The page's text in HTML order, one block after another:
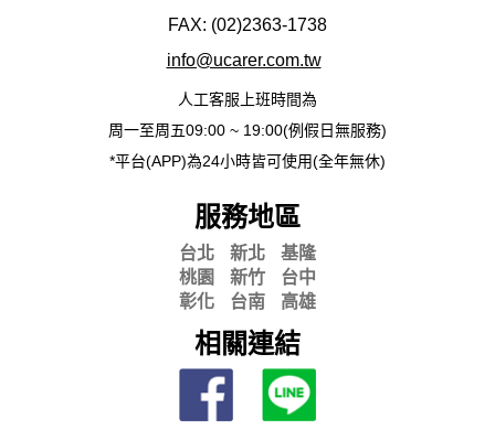
FAX: (02)2363-1738
info@ucarer.com.tw
人工客服上班時間為
周一至周五09:00 ~ 19:00(例假日無服務)
*平台(APP)為24小時皆可使用(全年無休)
服務地區
台北 新北
基隆
桃園
新竹
台中
彰化
台南 高雄
相關連結